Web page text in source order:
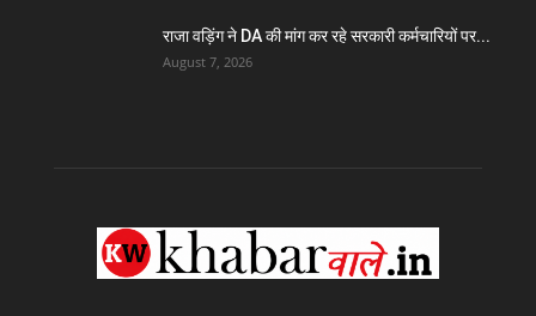
राजा वड़िंग ने DA की मांग कर रहे सरकारी कर्मचारियों पर...
August 7, 2026